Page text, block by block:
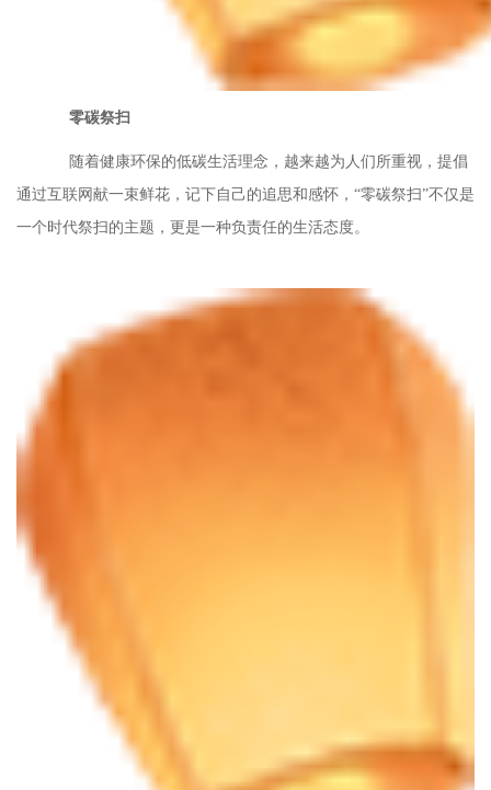
零碳祭扫
随着健康环保的低碳生活理念，越来越为人们所重视，提倡
通过互联网献一束鲜花，记下自己的追思和感怀，“零碳祭扫”不仅是
一个时代祭扫的主题，更是一种负责任的生活态度。